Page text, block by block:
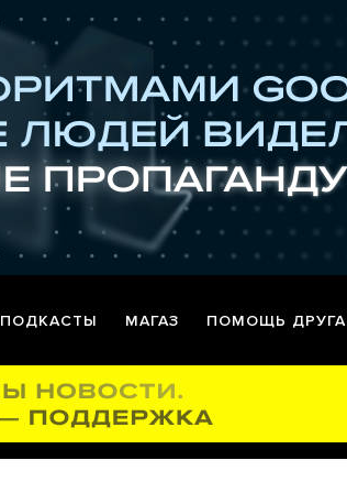
ПОДКАСТЫ МАГАЗ ПОМОЩЬ ДРУГА